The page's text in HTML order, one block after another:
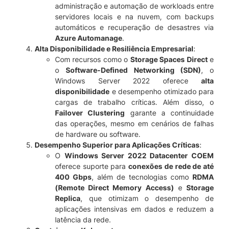
administração e automação de workloads entre
servidores locais e na nuvem, com backups
automáticos e recuperação de desastres via
Azure Automanage.
Alta Disponibilidade e Resiliência Empresarial:
Com recursos como o Storage Spaces Directe
o Software-Defined Networking (SDN), o
Windows Server 2022 oferece alta
disponibilidade e desempenho otimizado para
cargas de trabalho críticas. Além disso, o
Failover Clustering garante a continuidade
das operações, mesmo em cenários de falhas
de hardware ou software.
Desempenho Superior para Aplicações Críticas:
O Windows Server 2022 Datacenter COEM
oferece suporte paraconexões de rede de até
400 Gbps, além de tecnologias como RDMA
(Remote Direct Memory Access) eStorage
Replica, que otimizam o desempenho de
aplicações intensivas em dados e reduzem a
latência da rede.